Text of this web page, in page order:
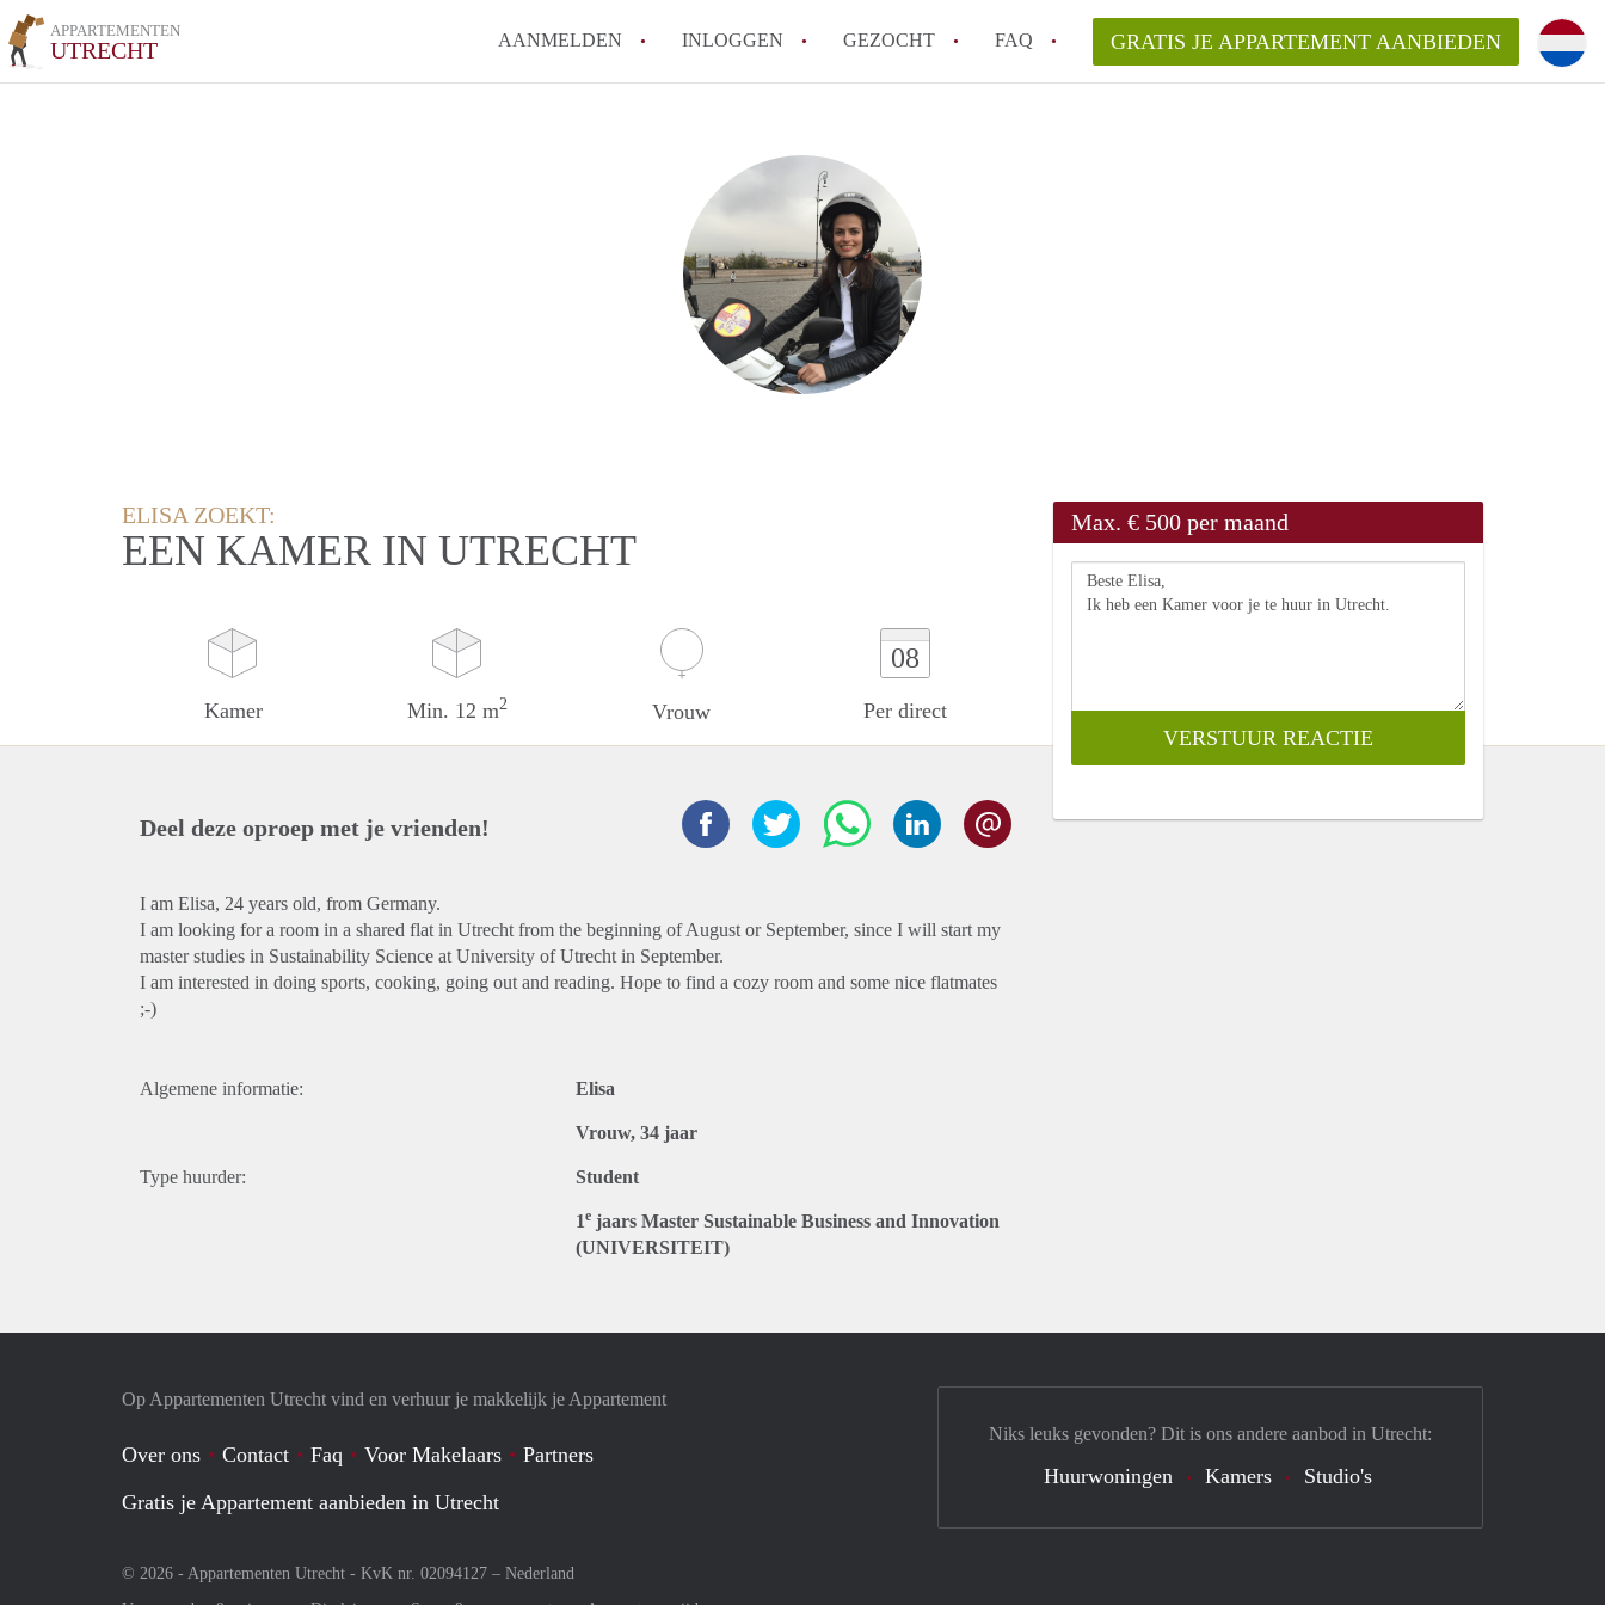
APPARTEMENTEN
UTRECHT AANMELDEN INLOGGEN GEZOCHT FAQ
How to translate AppartementenUtrecht!
Wat is AppartementenUtrecht?
Wat is de privacyverklaring van AppartementenUtrecht ?
Berekent AppartementenUtrecht
makelaarsvergoeding/bemiddelingsvergoeding?
Is AppartementenUtrecht verantwoordelijk voor het aangeboden
Appartement / Appartementen in Utrecht?
Alle veelgestelde vragen
GRATIS JE APPARTEMENT AANBIEDEN
ELISA ZOEKT:
EEN KAMER IN UTRECHT
Kamer Min. 12 m2 Vrouw
08
Per direct
Max. € 500 per maand
Deel deze oproep met je vrienden!
I am Elisa, 24 years old, from Germany.
I am looking for a room in a shared flat in Utrecht from the beginning of August or September, since I will start my
master studies in Sustainability Science at University of Utrecht in September.
I am interested in doing sports, cooking, going out and reading. Hope to find a cozy room and some nice flatmates
;-)
Algemene informatie: Elisa
Vrouw, 34 jaar
Type huurder: Student
1e jaars Master Sustainable Business and Innovation
(UNIVERSITEIT)
Op Appartementen Utrecht vind en verhuur je makkelijk je Appartement
Over ons Contact Faq Voor Makelaars
Partners
Gratis je Appartement aanbieden in Utrecht
© 2026 - Appartementen Utrecht - KvK nr. 02094127 – Nederland
Niks leuks gevonden? Dit is ons andere aanbod in Utrecht:
Huurwoningen Kamers Studio's